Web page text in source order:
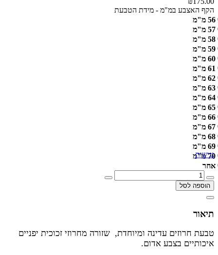
הקף האצבע במ"מ - מידת הטבעת
56 מ"מ
57 מ"מ
58 מ"מ
59 מ"מ
60 מ"מ
61 מ"מ
62 מ"מ
63 מ"מ
64 מ"מ
65 מ"מ
66 מ"מ
67 מ"מ
68 מ"מ
69 מ"מ
70 מ"מ
אחר
הוספה לסל
תיאור
טבעת חרוזים עדינה ומיוחדת, שזורה מחרוזי זכוכית יפניים
איכותיים בצבע אדום.
נגישות